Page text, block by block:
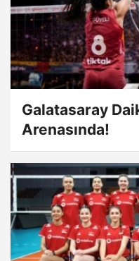
Galatasaray
Arenasında!